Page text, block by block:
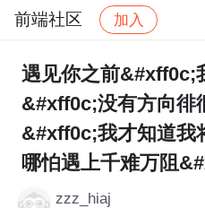
前端社区 加入
社区 前端社区 感慨
遇见你之前&#xff0c;
&#xff0c;没有方向徘
&#xff0c;我才知道我
哪怕遇上千难万阻
zzz_hiaj